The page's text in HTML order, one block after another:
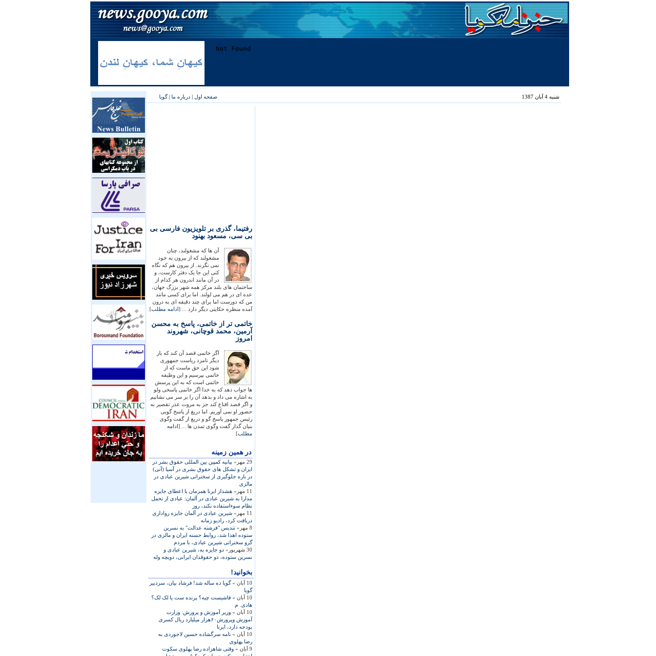
شنبه 4 آبان 1387 صفحه اول |درباره ما |گویا
رفتيما، گذری بر تلويزيون فارسی بی
بی سی، مسعود بهنود
آن ها که مشغولند، چنان
مشغولند که از بيرون به خود
نمی نگرند. از بيرون هم که نگاه
کنی اين جا يک دفتر کارست، و
در آن مانند اندرون هر کدام از
ساختمان های بلند مرکز همه شهر بزرگ جهان،
عده ای در هم می لولند. اما برای کسی مانند
من که دورست اما برای چند دقيقه ای به درون
آمده منظره حکايتی ديگر دارد ... [ادامه مطلب]
خاتمی تر از خاتمی، پاسخ به محسن
آرمين، محمد قوچانی، شهروند
امروز
اگر خاتمی قصد آن کند که بار
ديگر نامزد رياست جمهوری
شود اين حق ماست که از
خاتمی بپرسيم و اين وظيفه
خاتمی است که به اين پرسش
ها جواب دهد که به خدا اگر خاتمی پاسخی ولو
به اشاره می داد و بدهد آن را بر سر می نشانيم
و اگر قصد اقناع کند جز به مروت عذر تقصير به
حضور او نمی آوريم. اما دريغ از پاسخ گويی
رئيس جمهور پاسخ گو و دريغ از گفت وگوی
بنيان گذار گفت وگوی تمدن ها ... [ادامه
مطلب]
در همين زمينه
29 مهر»
بيانيه کمپين بين المللی حقوق بشر در
ايران و تشکل های حقوق بشری در آسيا (آنی)
در باره جلوگيری از سخنرانی شيرين عبادی در
مالزی
11 مهر»
هشدار ايرنا همزمان با اعطای جايزه
مدارا به شيرين عبادی در آلمان:‏ عبادی از تحمل
نظام سوءاستفاده نکند، روز
11 مهر»
شيرين عبادی در آلمان جايزه رواداری
دريافت کرد، راديو زمانه
8 مهر»
تنديس "فرشته عدالت" به نسرين
ستوده اهدا شد، روابط حسنه ايران و مالزی در
گرو سخنرانی شيرين عبادی، با مردم
30 شهریور»
دو جايزه به، شيرين عبادی و
نسرين ستوده، دو حقوقدان ايرانی، دويچه وله
بخوانید!
10 آبان »
گويا ده ساله شد! فرشاد بيان، سردبير
گويا
10 آبان »
فاشيست چيه؟ پرنده ست يا لک لک؟
هادی. م
10 آبان »
وزير آموزش و پرورش: وزارت
آموزش وپرورش۶۰هزار ميليارد ريال کسری
بودجه دارد، ايرنا
10 آبان »
نامه سرگشاده حسين لاجوردی به
رضا پهلوی
9 آبان »
وقتی شاهزاده رضا پهلوی سکوت